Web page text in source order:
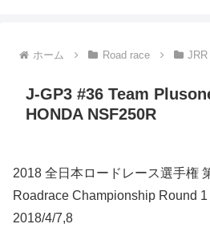
ホーム Road race JRR
J-GP3 #36 Team
HONDA NSF250R
2018 全日本ロードレース選手権
Roadrace Championship Round 1
2018/4/7,8